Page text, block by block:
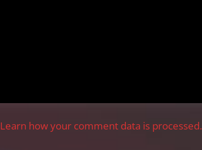
Learn how your comment data is processed.